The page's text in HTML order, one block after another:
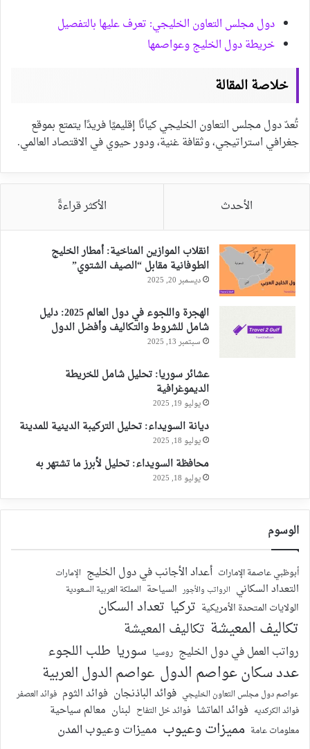
دول مجلس التعاون الخليجي: تعرف عليها بالتفصيل
خريطة دول الخليج وعواصمها
خلاصة المقالة
تُعدّ دول مجلس التعاون الخليجي كيانًا إقليميًا فريدًا يتمتع بموقع
جغرافي استراتيجي، وثقافة غنية، ودور حيوي في الاقتصاد العالمي.
الأحدث الأكثر قراءةً
انقلاب الموازين المناخية: أمطار الخليج
الطوفانية مقابل “الصيف الشتوي”
ديسمبر 20, 2025
الهجرة واللجوء في دول العالم 2025: دليل
شامل للشروط والتكاليف وأفضل الدول
سبتمبر 13, 2025
عشائر سوريا: تحليل شامل للخريطة
الديموغرافية
يوليو 19, 2025
ديانة السويداء: تحليل التركيبة الدينية للمدينة
يوليو 18, 2025
محافظة السويداء: تحليل لأبرز ما تشتهر به
يوليو 18, 2025
الوسوم
أبوظبي عاصمة الإمارات أعداد الأجانب في دول الخليج الإمارات
التعداد السكاني الرواتب والأجور السياحة المملكة العربية السعودية
الولايات المتحدة الأمريكية تركيا تعداد السكان
تكاليف المعيشة تكاليف المعيشة
رواتب العمل في دول الخليج روسيا سوريا طلب اللجوء
عدد سكان عواصم الدول عواصم الدول العربية
عواصم دول مجلس التعاون الخليجي فوائد الباذنجان فوائد الثوم فوائد العصفر
فوائد الكركديه فوائد الماتشا فوائد خل التفاح لبنان معالم سياحية
معلومات عامة مميزات وعيوب مميزات وعيوب المدن